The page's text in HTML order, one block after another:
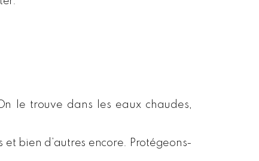
le trouve dans les eaux chaudes,
bien d’autres encore. Protégeons-